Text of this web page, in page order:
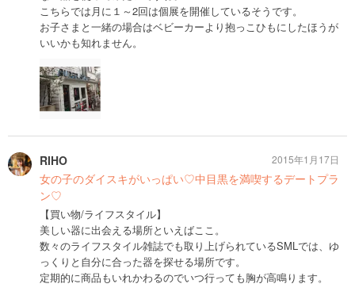
こちらでは月に１～2回は個展を開催しているそうです。
お子さまと一緒の場合はベビーカーより抱っこひもにしたほうが
いいかも知れません。
RIHO
女の子のダイスキがいっぱい♡中目黒を満喫するデートプラ
ン♡
【買い物/ライフスタイル】
美しい器に出会える場所といえばここ。
数々のライフスタイル雑誌でも取り上げられているSMLでは、ゆ
っくりと自分に合った器を探せる場所です。
定期的に商品もいれかわるのでいつ行っても胸が高鳴ります。
2015年1月17日